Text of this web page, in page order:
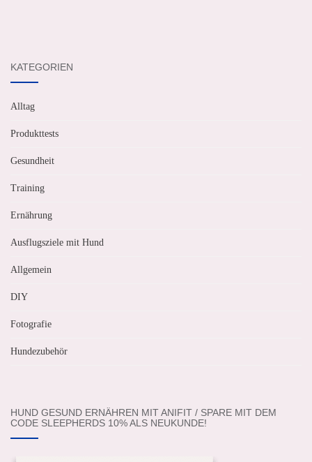
KATEGORIEN
Alltag
Produkttests
Gesundheit
Training
Ernährung
Ausflugsziele mit Hund
Allgemein
DIY
Fotografie
Hundezubehör
HUND GESUND ERNÄHREN MIT ANIFIT / SPARE MIT DEM
CODE SLEEPHERDS 10% ALS NEUKUNDE!